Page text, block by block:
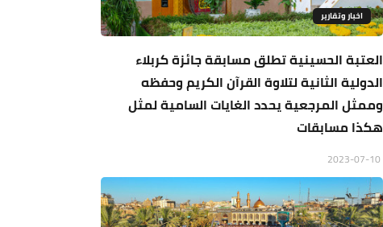
اخبار وتقارير
العتبة الحسينية تطلق مسابقة جائزة كربلاء
الدولية الثانية لتلاوة القرآن الكريم وحفظه
وممثل المرجعية يحدد الغايات السامية لمثل
هكذا مسابقات